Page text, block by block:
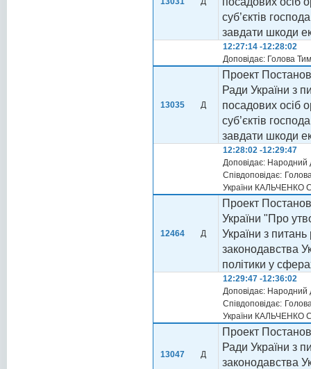
суб’єктів
завдати шкоди
12:27:14 -12:28:02
Доповідає: Голова
13035 Д
Проект
Ради України з
посадових осіб
суб’єктів
завдати шкоди
12:28:02 -12:29:47
Доповідає: Народний
Співдоповідає:
України КАЛЬЧЕНКО
12464 Д
Проект
України "Про
України з
законодавства
політики у
12:29:47 -12:36:02
Доповідає: Народний
Співдоповідає:
України КАЛЬЧЕНКО
13047 Д
Проект
Ради України з
законодавства